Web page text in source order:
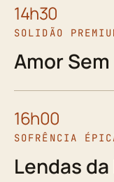
14h30
SOLIDÃO
Amor
16h00
SOFRÊNCIA
Lendas